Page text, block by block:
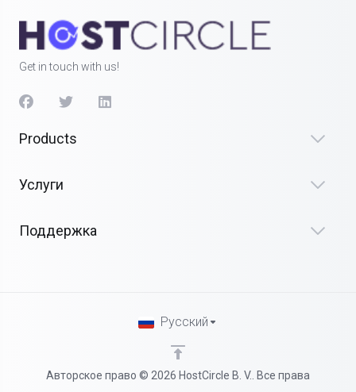
Get in touch with us!
Products
Услуги
Поддержка
Авторское право © 2026 HostCircle B. V.. Все права
Русский